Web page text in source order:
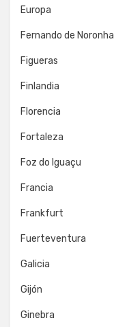
Europa
Fernando de Noronha
Figueras
Finlandia
Florencia
Fortaleza
Foz do Iguaçu
Francia
Frankfurt
Fuerteventura
Galicia
Gijón
Ginebra